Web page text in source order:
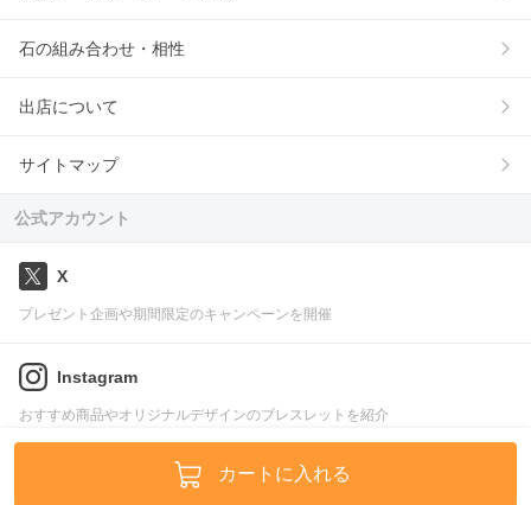
石の組み合わせ・相性
出店について
サイトマップ
公式アカウント
X
プレゼント企画や期間限定のキャンペーンを開催
Instagram
おすすめ商品やオリジナルデザインのブレスレットを紹介